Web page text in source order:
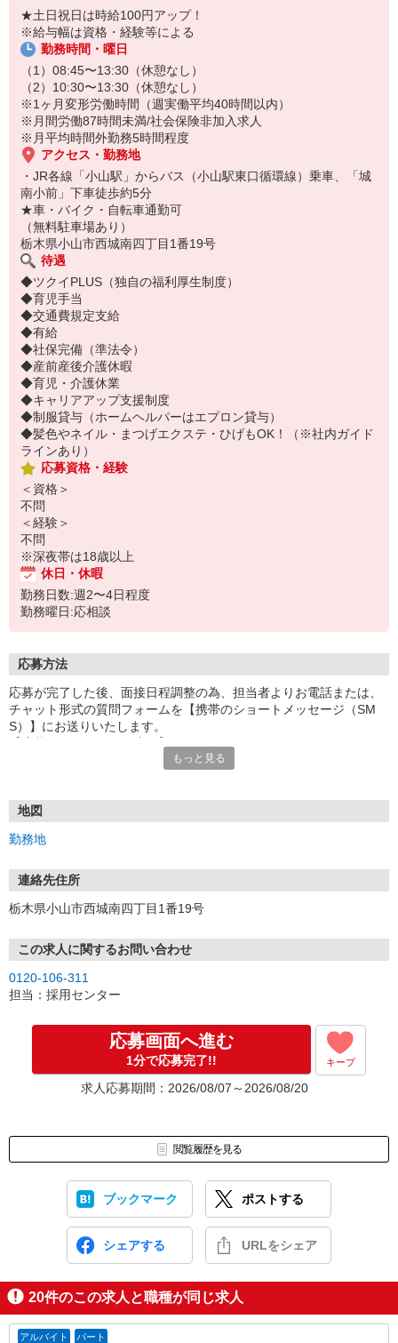
メニューを考える必要はなく、手順に沿って作業を進めることが可
能です。
マニュアルや研修制度、段階的なOJTも整えているため、未経験の
方も無理なく業務を覚えられる環境です。
★土日祝日は時給100円アップ！
※給与幅は資格・経験等による
勤務時間・曜日
（1）08:45〜13:30（休憩なし）
（2）10:30〜13:30（休憩なし）
※1ヶ月変形労働時間（週実働平均40時間以内）
※月間労働87時間未満/社会保険非加入求人
※月平均時間外勤務5時間程度
アクセス・勤務地
・JR各線「小山駅」からバス（小山駅東口循環線）乗車、「城
南小前」下車徒歩約5分
★車・バイク・自転車通勤可
（無料駐車場あり）
栃木県小山市西城南四丁目1番19号
待遇
◆ツクイPLUS（独自の福利厚生制度）
◆育児手当
◆交通費規定支給
◆有給
◆社保完備（準法令）
◆産前産後介護休暇
◆育児・介護休業
◆キャリアアップ支援制度
◆制服貸与（ホームヘルパーはエプロン貸与）
◆髪色やネイル・まつげエクステ・ひげもOK！（※社内ガイド
ラインあり）
応募資格・経験
＜資格＞
不問
＜経験＞
不問
※深夜帯は18歳以上
休日・休暇
勤務日数:週2〜4日程度
勤務曜日:応相談
応募方法
応募が完了した後、面接日程調整の為、担当者よりお電話または、
チャット形式の質問フォームを【携帯のショートメッセージ（SM
S）】にお送りいたします。
1.応募…Webもしくはお電話より応募ください。
※実技試験はドライバーの職種のみとなります。
もっと見る
地図
勤務地
連絡先住所
栃木県小山市西城南四丁目1番19号
この求人に関するお問い合わせ
0120-106-311
担当：採用センター
応募画面へ進む
1分で応募完了!! キープ
求人応募期間：2026/08/07～2026/08/20
閲覧履歴を見る
ブックマーク ポストする
シェアする URLをシェア
20件のこの求人と職種が同じ求人
アルバイト パート